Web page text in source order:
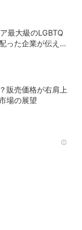
最大級のLGBTQ
った企業が伝えた
販売価格が右肩上
場の展望